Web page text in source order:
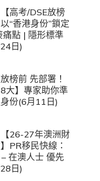
高考/DSE放榜
“香港身份”鎖定
痛點 | 隱形標準
日)
榜前 先部署！
8大】專家助你準
份(6月11日)
26-27年澳洲財
PR移民快線：
在澳人士 優先
日)